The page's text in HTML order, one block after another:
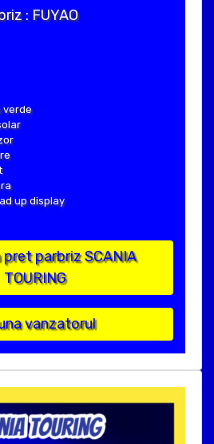
: FUYAO
verde
up display
parbriz SCANIA
TOURING
vanzatorul